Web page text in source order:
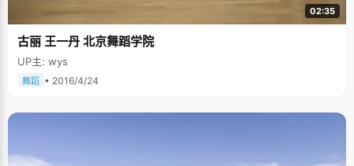
02:35
古丽 王一丹 北京舞蹈学院
UP主: wys
舞蹈 • 2016/4/24